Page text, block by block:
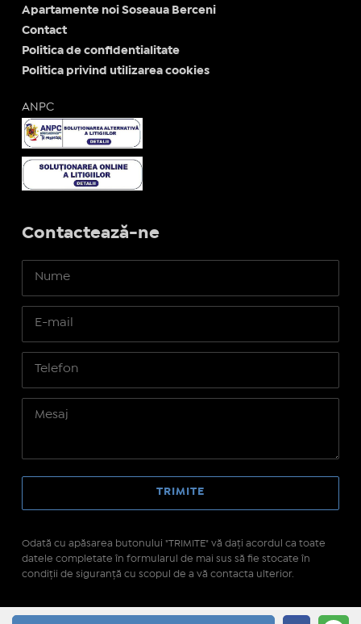
Apartamente noi Soseaua Berceni
Contact
Politica de confidentialitate
Politica privind utilizarea cookies
ANPC
Contactează-ne
Odată cu apăsarea butonului "TRIMITE" vă daţi acordul ca toate
datele completate în formularul de mai sus să fie stocate în
condiţii de siguranţă cu scopul de a vă contacta ulterior.
IMOPEDIA.ro - Anunțuri